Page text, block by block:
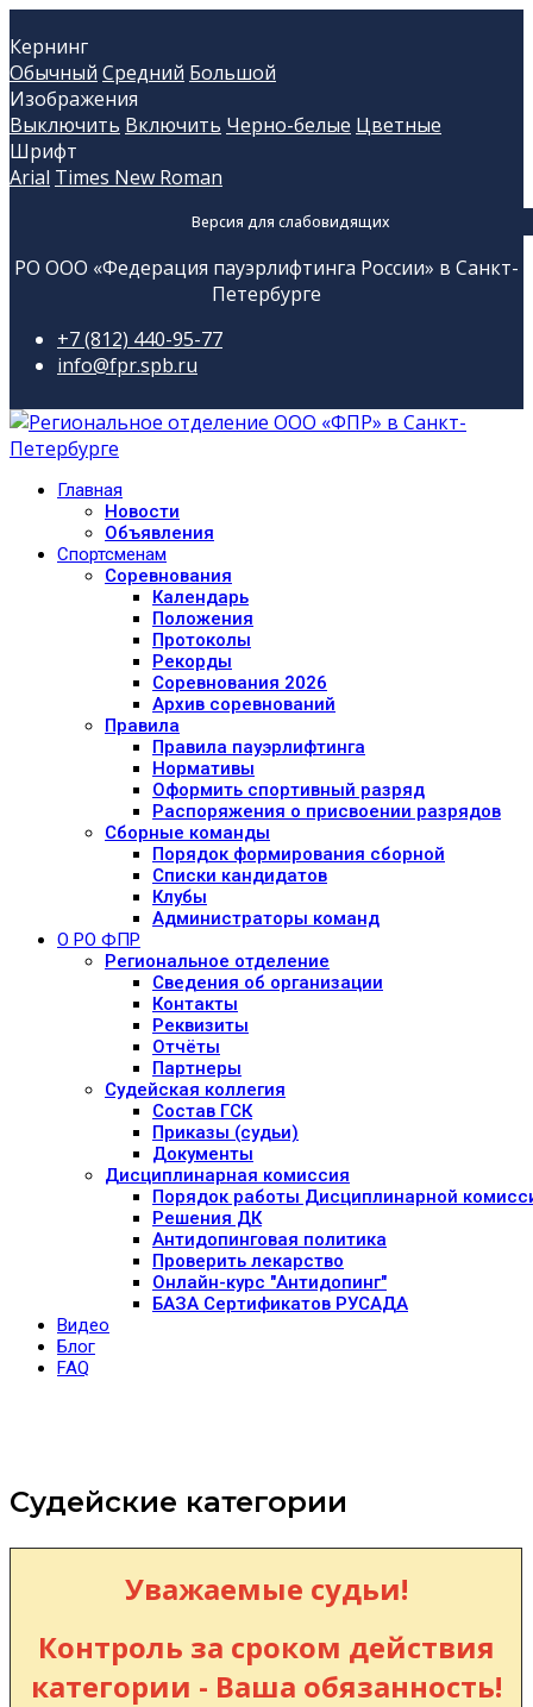
Кернинг
Обычный Средний Большой
Изображения
Выключить Включить Черно-белые Цветные
Шрифт
Arial Times New Roman
Версия для слабовидящих
РО ООО «Федерация пауэрлифтинга России» в Санкт-
Петербурге
+7 (812) 440-95-77
info@fpr.spb.ru
Главная
Новости
Объявления
Спортсменам
Соревнования
Календарь
Положения
Протоколы
Рекорды
Соревнования 2026
Архив соревнований
Правила
Правила пауэрлифтинга
Нормативы
Оформить спортивный разряд
Распоряжения о присвоении разрядов
Сборные команды
Порядок формирования сборной
Списки кандидатов
Клубы
Администраторы команд
О РО ФПР
Региональное отделение
Сведения об организации
Контакты
Реквизиты
Отчёты
Партнеры
Судейская коллегия
Состав ГСК
Приказы (судьи)
Документы
Дисциплинарная комиссия
Порядок работы Дисциплинарной
Решения ДК
Антидопинговая политика
Проверить лекарство
Онлайн-курс "Антидопинг"
БАЗА Сертификатов РУСАДА
Видео
Блог
FAQ
Судейские категории
Уважаемые судьи!
Контроль за сроком действия
категории - Ваша обязанность!